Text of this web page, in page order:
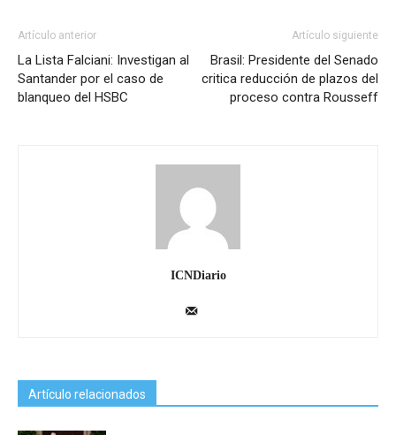
Artículo anterior
La Lista Falciani: Investigan al
Santander por el caso de
blanqueo del HSBC
Artículo siguiente
Brasil: Presidente del Senado
critica reducción de plazos del
proceso contra Rousseff
ICNDiario
Artículo relacionados